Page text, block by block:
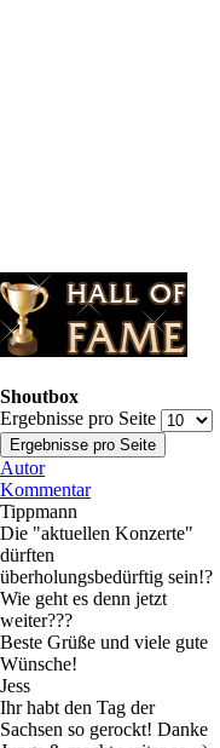
Shoutbox
Ergebnisse pro Seite
Autor
Kommentar
Tippmann
Die "aktuellen Konzerte"
dürften
überholungsbedürftig sein!?
Wie geht es denn jetzt
weiter???
Beste Grüße und viele gute
Wünsche!
Jess
Ihr habt den Tag der
Sachsen so gerockt! Danke